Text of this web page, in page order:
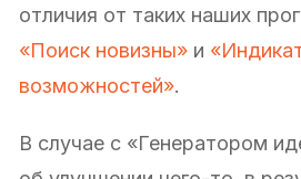
отличия от таких наших
«Поиск новизны» и
возможностей».
В случае с «Генератором